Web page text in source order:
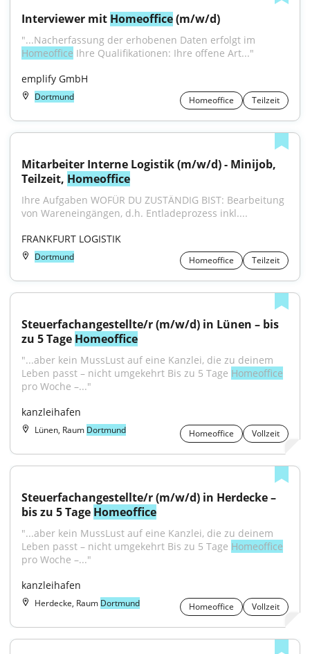
Interviewer mit Homeoffice (m/w/d)
Homeoffice Ihre Qualifikationen: Ihre offene Art..."
emplify GmbH
Dortmund Homeoffice Teilzeit
Mitarbeiter Interne Logistik (m/w/d) - Minijob,
Teilzeit, Homeoffice
Ihre Aufgaben WOFÜR DU ZUSTÄNDIG BIST: Bearbeitung
von Wareneingängen, d.h. Entladeprozess inkl....
FRANKFURT LOGISTIK
Dortmund Homeoffice Teilzeit
Steuerfachangestellte/r (m/w/d) in Lünen – bis
zu 5 Tage Homeoffice
"...aber kein MussLust auf eine Kanzlei, die zu deinem
Leben passt – nicht umgekehrt Bis zu 5 Tage Homeoffice
pro Woche –..."
kanzleihafen
Lünen, Raum Dortmund Homeoffice Vollzeit
Steuerfachangestellte/r (m/w/d) in Herdecke –
bis zu 5 Tage Homeoffice
"...aber kein MussLust auf eine Kanzlei, die zu deinem
Leben passt – nicht umgekehrt Bis zu 5 Tage Homeoffice
pro Woche –..."
kanzleihafen
Herdecke, Raum Dortmund Homeoffice Vollzeit